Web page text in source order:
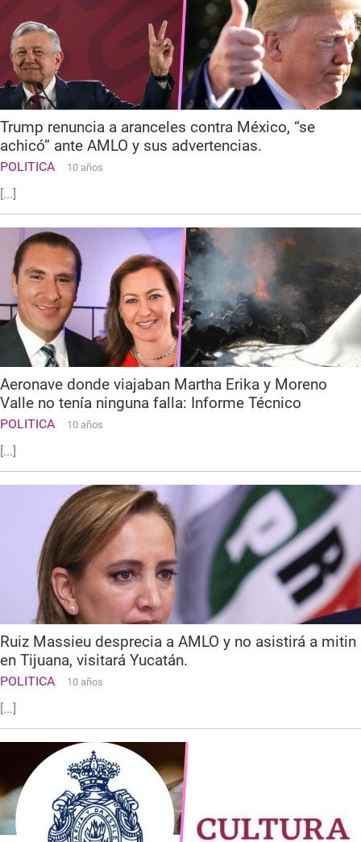
Trump renuncia a aranceles contra México, “se
achicó” ante AMLO y sus advertencias.
POLITICA 10 años
[...]
Aeronave donde viajaban Martha Erika y Moreno
Valle no tenía ninguna falla: Informe Técnico
POLITICA 10 años
[...]
Ruiz Massieu desprecia a AMLO y no asistirá a mitin
en Tijuana, visitará Yucatán.
POLITICA 10 años
[...]